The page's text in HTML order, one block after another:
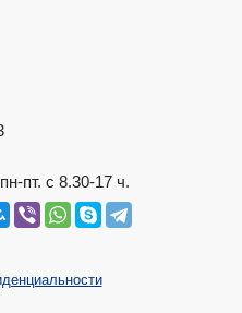
пт. с 8.30-17 ч.